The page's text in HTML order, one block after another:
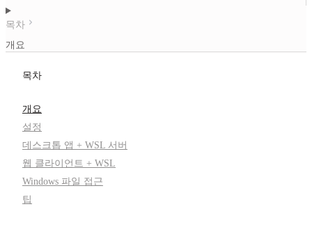
목차
개요
목차
개요
설정
데스크톱 앱 + WSL 서버
웹 클라이언트 + WSL
Windows 파일 접근
팁